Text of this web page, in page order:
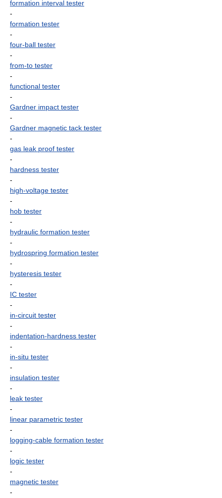
formation interval tester
-
formation tester
-
four-ball tester
-
from-to tester
-
functional tester
-
Gardner impact tester
-
Gardner magnetic tack tester
-
gas leak proof tester
-
hardness tester
-
high-voltage tester
-
hob tester
-
hydraulic formation tester
-
hydrospring formation tester
-
hysteresis tester
-
IC tester
-
in-circuit tester
-
indentation-hardness tester
-
in-situ tester
-
insulation tester
-
leak tester
-
linear parametric tester
-
logging-cable formation tester
-
logic tester
-
magnetic tester
-